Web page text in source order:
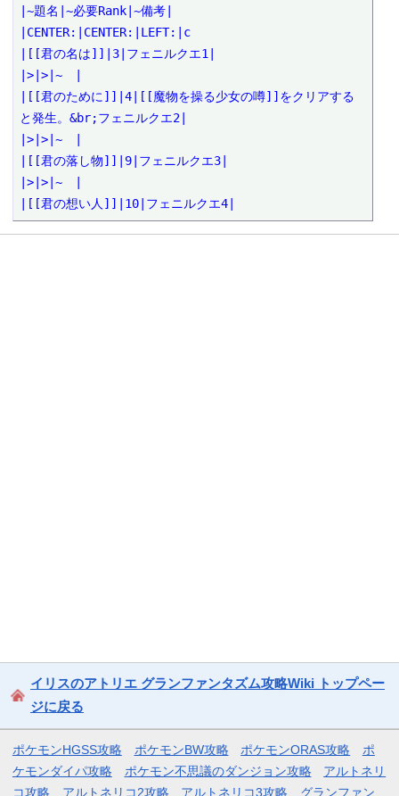
|~題名|~必要Rank|~備考|
|CENTER:|CENTER:|LEFT:|c
|[[君の名は]]|3|フェニルクエ1|
|>|>|~　|
|[[君のために]]|4|[[魔物を操る少女の噂]]をクリアする
と発生。&br;フェニルクエ2|
|>|>|~　|
|[[君の落し物]]|9|フェニルクエ3|
|>|>|~　|
|[[君の想い人]]|10|フェニルクエ4|
イリスのアトリエ グランファンタズム攻略Wiki トップペー
ジに戻る
ポケモンHGSS攻略 ポケモンBW攻略 ポケモンORAS攻略
ポ
ケモンダイパ攻略
ポケモン不思議のダンジョン攻略
アルトネリ
コ攻略
アルトネリコ2攻略 アルトネリコ3攻略 グランファン